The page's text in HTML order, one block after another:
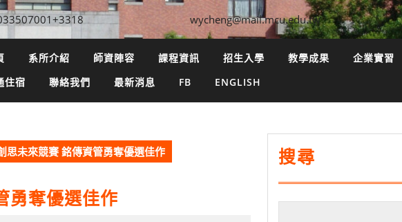
wycheng@mail.mcu.edu.tw
系所介紹 師資陣容 課程資訊 招生入學 教學成果 企業實習
住宿
聯絡我們 最新消息 FB ENGLISH
思未來競賽 銘傳資管勇奪優選佳作
勇奪優選佳作
搜尋